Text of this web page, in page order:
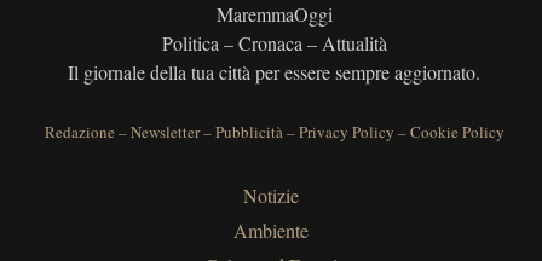
MaremmaOggi
Politica – Cronaca – Attualità
Il giornale della tua città per essere sempre aggiornato.
Redazione –Newsletter–Pubblicità–Privacy Policy –Cookie Policy
Notizie
Ambiente